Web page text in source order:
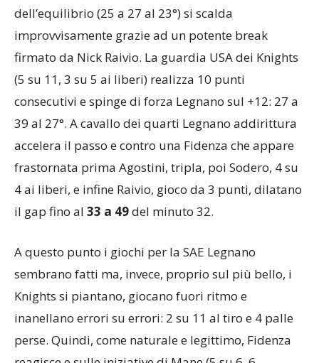
dell’equilibrio (25 a 27 al 23°) si scalda
improvvisamente grazie ad un potente break
firmato da Nick Raivio. La guardia USA dei Knights
(5 su 11, 3 su 5 ai liberi) realizza 10 punti
consecutivi e spinge di forza Legnano sul +12: 27 a
39 al 27°. A cavallo dei quarti Legnano addirittura
accelera il passo e contro una Fidenza che appare
frastornata prima Agostini, tripla, poi Sodero, 4 su
4 ai liberi, e infine Raivio, gioco da 3 punti, dilatano
il gap fino al 33 a 49del minuto 32.
A questo punto i giochi per la SAE Legnano
sembrano fatti ma, invece, proprio sul più bello, i
Knights si piantano, giocano fuori ritmo e
inanellano errori su errori: 2 su 11 al tiro e 4 palle
perse. Quindi, come naturale e legittimo, Fidenza